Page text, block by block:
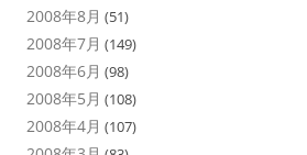
2008年8月 (51)
2008年7月 (149)
2008年6月 (98)
2008年5月 (108)
2008年4月 (107)